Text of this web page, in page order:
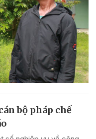
bộ pháp chế